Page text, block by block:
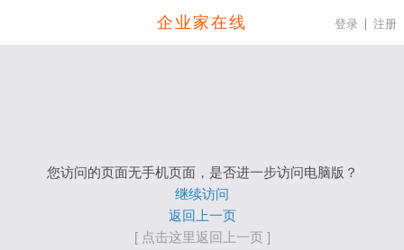
企业家在线 登录 注册
您访问的页面无手机页面，是否进一步访问电脑版？
继续访问
返回上一页
[ 点击这里返回上一页 ]